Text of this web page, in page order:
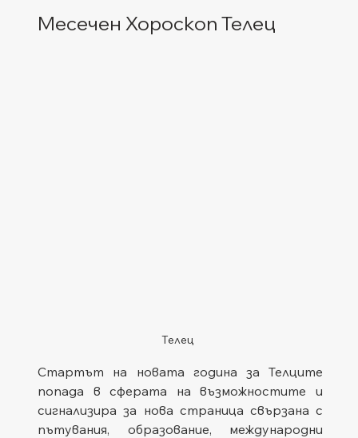
Месечен Хороскоп Телец
Телец
Стартът на новата година за Телците
попада в сферата на възможностите и
сигнализира за нова страница свързана с
пътувания, образование, международни